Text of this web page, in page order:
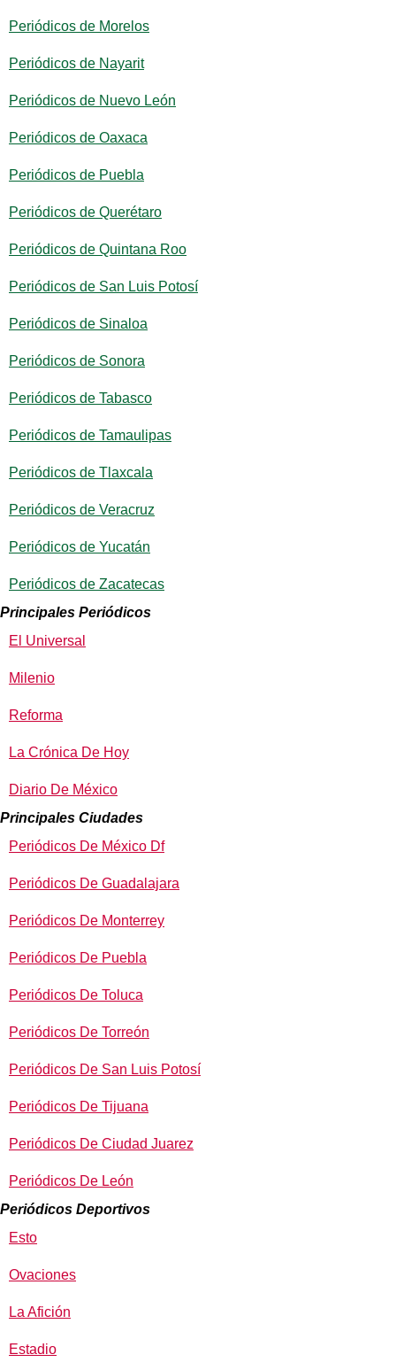
Periódicos de Morelos
Periódicos de Nayarit
Periódicos de Nuevo León
Periódicos de Oaxaca
Periódicos de Puebla
Periódicos de Querétaro
Periódicos de Quintana Roo
Periódicos de San Luis Potosí
Periódicos de Sinaloa
Periódicos de Sonora
Periódicos de Tabasco
Periódicos de Tamaulipas
Periódicos de Tlaxcala
Periódicos de Veracruz
Periódicos de Yucatán
Periódicos de Zacatecas
Principales Periódicos
El Universal
Milenio
Reforma
La Crónica De Hoy
Diario De México
Principales Ciudades
Periódicos De México Df
Periódicos De Guadalajara
Periódicos De Monterrey
Periódicos De Puebla
Periódicos De Toluca
Periódicos De Torreón
Periódicos De San Luis Potosí
Periódicos De Tijuana
Periódicos De Ciudad Juarez
Periódicos De León
Periódicos Deportivos
Esto
Ovaciones
La Afición
Estadio